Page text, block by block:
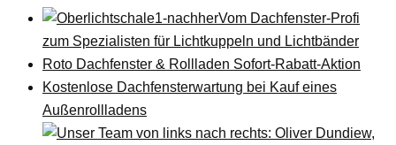
Vom Dachfenster-Profi
zum Spezialisten für Lichtkuppeln und Lichtbänder
Roto Dachfenster & Rollladen Sofort-Rabatt-Aktion
Kostenlose Dachfensterwartung bei Kauf eines
Außenrollladens